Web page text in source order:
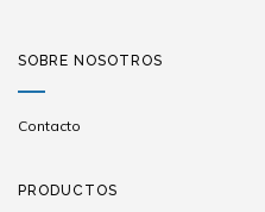
SOBRE NOSOTROS
Contacto
PRODUCTOS